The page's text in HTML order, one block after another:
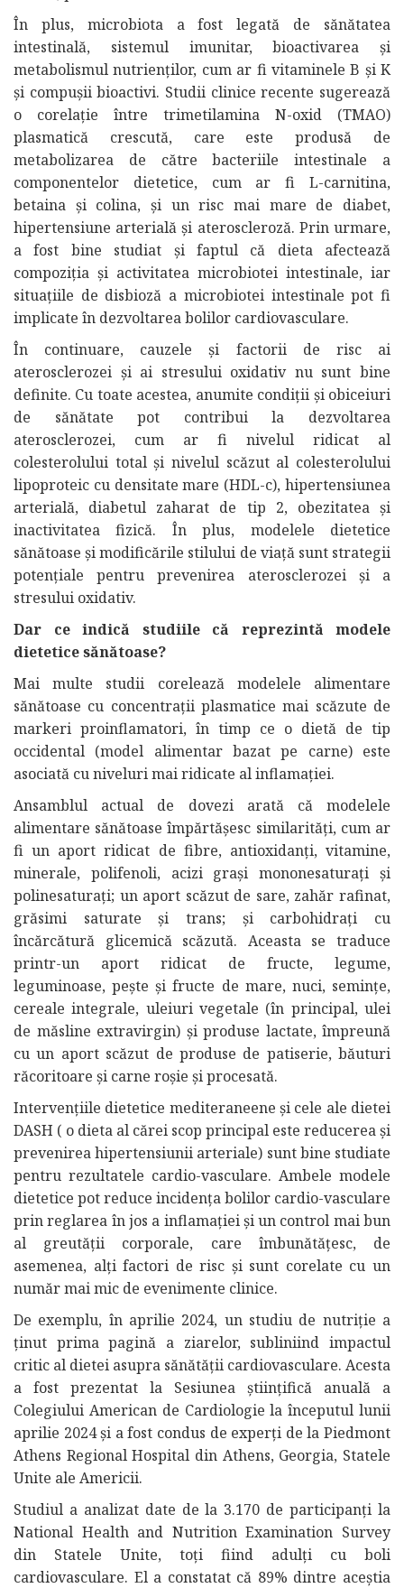
În plus, microbiota a fost legată de sănătatea
intestinală, sistemul imunitar, bioactivarea și
metabolismul nutrienților, cum ar fi vitaminele B și K
și compușii bioactivi. Studii clinice recente sugerează
o corelație între trimetilamina N-oxid (TMAO)
plasmatică crescută, care este produsă de
metabolizarea de către bacteriile intestinale a
componentelor dietetice, cum ar fi L-carnitina,
betaina și colina, și un risc mai mare de diabet,
hipertensiune arterială și ateroscleroză. Prin urmare,
a fost bine studiat și faptul că dieta afectează
compoziția și activitatea microbiotei intestinale, iar
situațiile de disbioză a microbiotei intestinale pot fi
implicate în dezvoltarea bolilor cardiovasculare.
În continuare, cauzele și factorii de risc ai
aterosclerozei și ai stresului oxidativ nu sunt bine
definite. Cu toate acestea, anumite condiții și obiceiuri
de sănătate pot contribui la dezvoltarea
aterosclerozei, cum ar fi nivelul ridicat al
colesterolului total și nivelul scăzut al colesterolului
lipoproteic cu densitate mare (HDL-c), hipertensiunea
arterială, diabetul zaharat de tip 2, obezitatea și
inactivitatea fizică. În plus, modelele dietetice
sănătoase și modificările stilului de viață sunt strategii
potențiale pentru prevenirea aterosclerozei și a
stresului oxidativ.
Dar ce indică studiile că reprezintă modele
dietetice sănătoase?
Mai multe studii corelează modelele alimentare
sănătoase cu concentrații plasmatice mai scăzute de
markeri proinflamatori, în timp ce o dietă de tip
occidental (model alimentar bazat pe carne) este
asociată cu niveluri mai ridicate al inflamației.
Ansamblul actual de dovezi arată că modelele
alimentare sănătoase împărtășesc similarități, cum ar
fi un aport ridicat de fibre, antioxidanți, vitamine,
minerale, polifenoli, acizi grași mononesaturați și
polinesaturați; un aport scăzut de sare, zahăr rafinat,
grăsimi saturate și trans; și carbohidrați cu
încărcătură glicemică scăzută. Aceasta se traduce
printr-un aport ridicat de fructe, legume,
leguminoase, pește și fructe de mare, nuci, semințe,
cereale integrale, uleiuri vegetale (în principal, ulei
de măsline extravirgin) și produse lactate, împreună
cu un aport scăzut de produse de patiserie, băuturi
răcoritoare și carne roșie și procesată.
Intervențiile dietetice mediteraneene și cele ale dietei
DASH ( o dieta al cărei scop principal este reducerea și
prevenirea hipertensiunii arteriale) sunt bine studiate
pentru rezultatele cardio-vasculare. Ambele modele
dietetice pot reduce incidența bolilor cardio-vasculare
prin reglarea în jos a inflamației și un control mai bun
al greutății corporale, care îmbunătățesc, de
asemenea, alți factori de risc și sunt corelate cu un
număr mai mic de evenimente clinice.
De exemplu, în aprilie 2024, un studiu de nutriție a
ținut prima pagină a ziarelor, subliniind impactul
critic al dietei asupra sănătății cardiovasculare. Acesta
a fost prezentat la Sesiunea științifică anuală a
Colegiului American de Cardiologie la începutul lunii
aprilie 2024 și a fost condus de experți de la Piedmont
Athens Regional Hospital din Athens, Georgia, Statele
Unite ale Americii.
Studiul a analizat date de la 3.170 de participanți la
National Health and Nutrition Examination Survey
din Statele Unite, toți fiind adulți cu boli
cardiovasculare. El a constatat că 89% dintre aceștia